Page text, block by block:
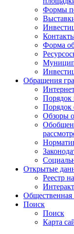
Формы
Форма
Обращения
Порядок
Порядок
Обзоры
Открытые
Реестр
Общественная
Поиск
Поиск
Карта